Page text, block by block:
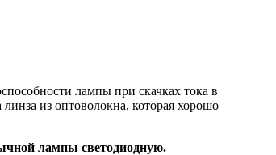
лампы при скачках тока в
из оптоволокна, которая хорошо
лампы светодиодную.